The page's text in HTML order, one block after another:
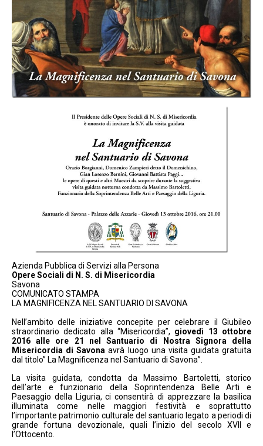
Azienda Pubblica di Servizi alla Persona
Opere Sociali di N. S. di Misericordia
Savona
COMUNICATO STAMPA
LA MAGNIFICENZA NEL SANTUARIO DI SAVONA
Nell’ambito delle iniziative concepite per celebrare il Giubileo
straordinario dedicato alla “Misericordia”, giovedì 13 ottobre
2016 alle ore 21 nel Santuario di Nostra Signora della
Misericordia di Savonaavrà luogo una visita guidata gratuita
dal titolo” La Magnificenza nel Santuario di Savona”.
La visita guidata, condotta da Massimo Bartoletti, storico
dell’arte e funzionario della Soprintendenza Belle Arti e
Paesaggio della Liguria, ci consentirà di apprezzare la basilica
illuminata come nelle maggiori festività e soprattutto
l’importante patrimonio culturale del santuario legato a periodi di
grande fortuna devozionale, quali l’inizio del secolo XVII e
l’Ottocento.